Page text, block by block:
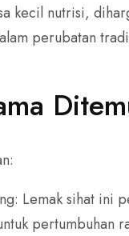
kecil nutrisi,
perubatan
Lemak sihat ini
pertumbuhan